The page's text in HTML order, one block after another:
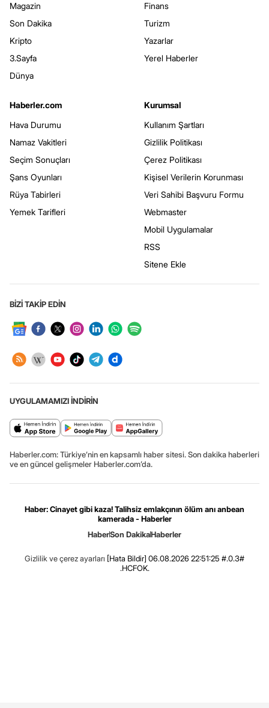
Magazin
Son Dakika
Kripto
3.Sayfa
Dünya
Finans
Turizm
Yazarlar
Yerel Haberler
Haberler.com
Hava Durumu
Namaz Vakitleri
Seçim Sonuçları
Şans Oyunları
Rüya Tabirleri
Yemek Tarifleri
Kurumsal
Kullanım Şartları
Gizlilik Politikası
Çerez Politikası
Kişisel Verilerin Korunması
Veri Sahibi Başvuru Formu
Webmaster
Mobil Uygulamalar
RSS
Sitene Ekle
BİZİ TAKİP EDİN
UYGULAMAMIZI İNDİRİN
Haberler.com: Türkiye’nin en kapsamlı haber sitesi. Son dakika haberleri
ve en güncel gelişmeler Haberler.com’da.
Haber: Cinayet gibi kaza! Talihsiz emlakçının ölüm anı anbean
kamerada - Haberler
HaberSon DakikaHaberler
Gizlilik ve çerez ayarları [Hata Bildir] 06.08.2026 22:51:25 #.0.3#
.HCFOK.